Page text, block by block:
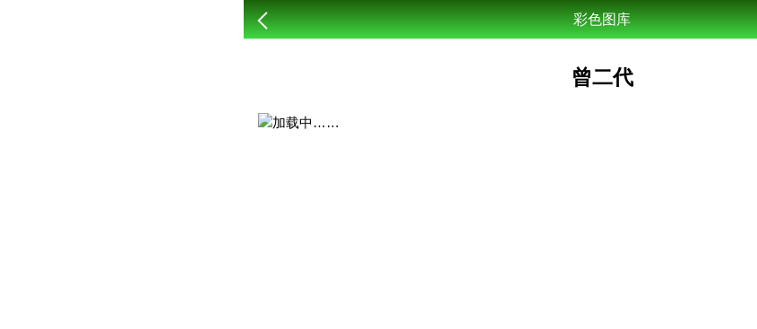
彩色图库
曾二代